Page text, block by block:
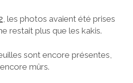
, les photos avaient été prises
restait plus que les kakis.
sont encore présentes,
mûrs.